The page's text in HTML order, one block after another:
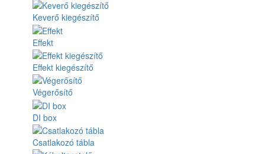
Keverő kiegészítő
Effekt
Effekt kiegészítő
Végerősítő
DI box
Csatlakozó tábla